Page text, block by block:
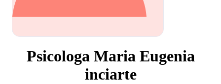
Psicologa Maria Eugenia
inciarte